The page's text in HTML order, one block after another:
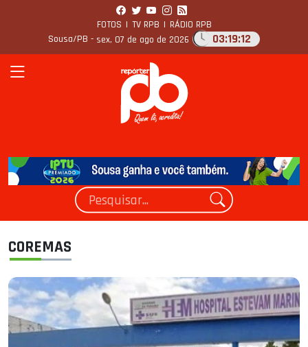
FOTOS | TV RPB | RÁDIO RPB
Sousa/PB - sex, 07 de ago de 2026 03:19:14
COREMAS